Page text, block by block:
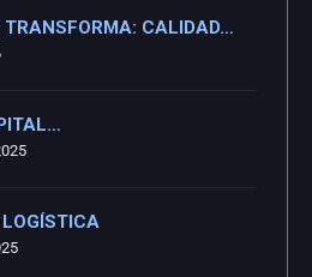
TRANSFORMA: CALIDAD…